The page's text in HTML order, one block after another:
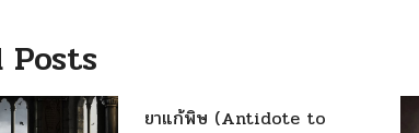
Posts
ยาแก้พิษ (Antidote to